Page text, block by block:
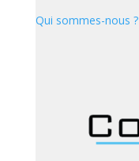
Qui sommes-nous ?